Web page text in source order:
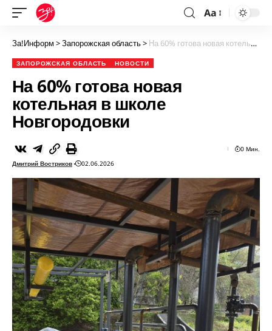
Aa
За!Информ >Запорожская область> На 60% готова новая котельная в школе Новгородовки
ЗАПОРОЖСКАЯ ОБЛАСТЬ НОВОСТИ
На 60% готова новая
котельная в школе
Новгородовки
Дмитрий Востриков 02.06.2026
0 Мин.